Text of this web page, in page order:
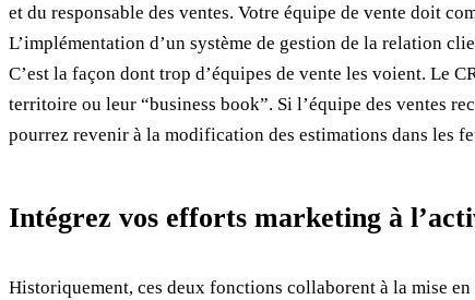
et du responsable des ventes. Votre équipe de vente doit
L’implémentation d’un système de gestion de la relation
C’est la façon dont trop d’équipes de vente les voient. Le
territoire ou leur “business book”. Si l’équipe des ventes
pourrez revenir à la modification des estimations dans les
Intégrez vos efforts marketing à
Historiquement, ces deux fonctions collaborent à la mise